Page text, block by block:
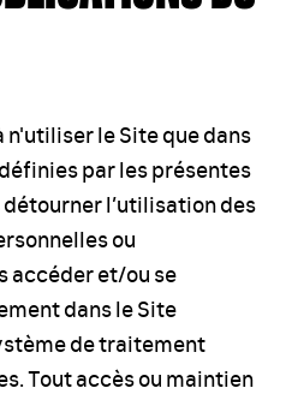
n'utiliser le Site que dans
par les présentes
détourner l’utilisation des
ou
accéder et/ou se
dans le Site
de traitement
Tout accès ou maintien